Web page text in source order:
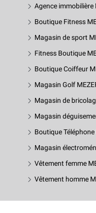
Agence immobilière
Boutique Fitness
Magasin de sport
Fitness Boutique
Boutique Coiffeur
Magasin Golf
Magasin de
Magasin
Boutique Téléphone
Magasin
Vêtement femme
Vêtement homme